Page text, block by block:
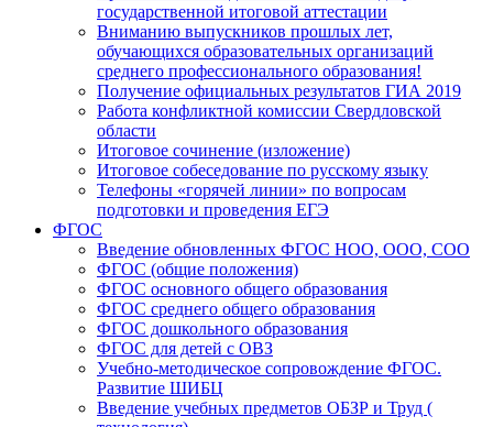
государственной итоговой аттестации
Вниманию выпускников прошлых лет,
обучающихся образовательных организаций
среднего профессионального образования!
Получение официальных результатов ГИА 2019
Работа конфликтной комиссии Свердловской
области
Итоговое сочинение (изложение)
Итоговое собеседование по русскому языку
Телефоны «горячей линии» по вопросам
подготовки и проведения ЕГЭ
ФГОС
Введение обновленных ФГОС НОО, ООО, СОО
ФГОС (общие положения)
ФГОС основного общего образования
ФГОС среднего общего образования
ФГОС дошкольного образования
ФГОС для детей с ОВЗ
Учебно-методическое сопровождение ФГОС.
Развитие ШИБЦ
Введение учебных предметов ОБЗР и Труд (